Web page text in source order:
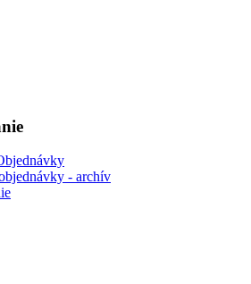
- archív